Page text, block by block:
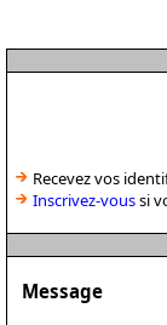
Recevez vos
Inscrivez-voussi
Message